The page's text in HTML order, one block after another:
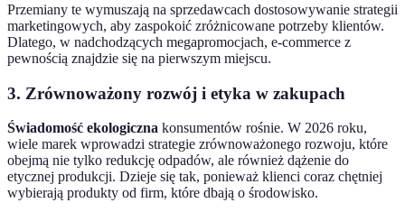
Przemiany te wymuszają na sprzedawcach dostosowywanie strategii
marketingowych, aby zaspokoić zróżnicowane potrzeby klientów.
Dlatego, w nadchodzących megapromocjach, e-commerce z
pewnością znajdzie się na pierwszym miejscu.
3. Zrównoważony rozwój i etyka w zakupach
Świadomość ekologiczna konsumentów rośnie. W 2026 roku,
wiele marek wprowadzi strategie zrównoważonego rozwoju, które
obejmą nie tylko redukcję odpadów, ale również dążenie do
etycznej produkcji. Dzieje się tak, ponieważ klienci coraz chętniej
wybierają produkty od firm, które dbają o środowisko.